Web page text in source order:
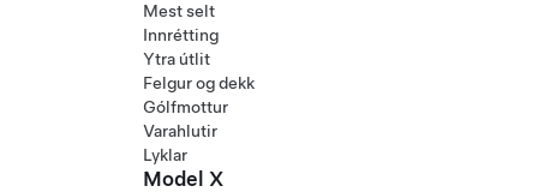
Mest selt
Innrétting
Ytra útlit
Felgur og dekk
Gólfmottur
Varahlutir
Lyklar
Model X